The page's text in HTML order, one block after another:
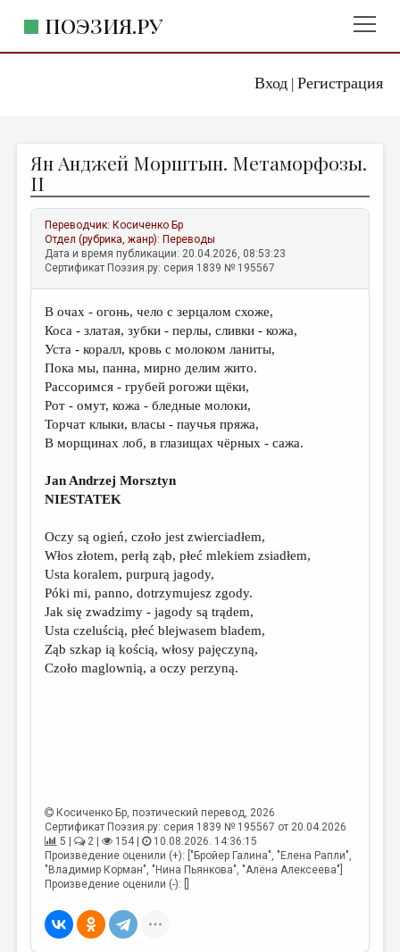
Вход| Регистрация
ПОЭЗИЯ.РУ
ЖАНРЫ
АВТОРЫ
КОММЕНТАРИИ
ЛИТСАЛОН
ПРАВИЛА САЙТА
ОТДЕЛЫ И РУБРИКИ
ИЗБРАННОЕ
ДАЙДЖЕСТ
ПЕРЕВОДЫ
ДЕТСКАЯ КОМНАТА
КНИЖНАЯ ПОЛКА
ОБЗОР ЛИТЕРАТУРЫ
СТРАНИЦЫ ПАМЯТИ
ОБЪЯВЛЕНИЯ
МАЛАЯ ПРОЗА
ЭССЕИСТИКА
ЛИТЕРАТУРОВЕДЕНИЕ
ПУБЛИЦИСТИКА
Ян Анджей Морштын. Метаморфозы.
II
Переводчик: Косиченко Бр
Отдел (рубрика, жанр): Переводы
Дата и время публикации: 20.04.2026, 08:53:23
Сертификат Поэзия.ру: серия 1839 № 195567
В очах - огонь, чело с зерцалом схоже,
Коса - златая, зубки - перлы, сливки - кожа,
Уста - коралл, кровь с молоком ланиты,
Пока мы, панна, мирно делим жито.
Рассоримся - грубей рогожи щёки,
Рот - омут, кожа - бледные молоки,
Торчат клыки, власы - паучья пряжа,
В морщинах лоб, в глазищах чёрных - сажа.
Jan Andrzej Morsztyn
NIESTATEK
Oczy są ogień, czoło jest zwierciadłem,
Włos złotem, perłą ząb, płeć mlekiem zsiadłem,
Usta koralem, purpurą jagody,
Póki mi, panno, dotrzymujesz zgody.
Jak się zwadzimy - jagody są trądem,
Usta czeluścią, płeć blejwasem bladem,
Ząb szkap ią kością, włosy pajęczyną,
Czoło maglownią, a oczy perzyną.
Косиченко Бр, поэтический перевод, 2026
Сертификат Поэзия.ру: серия 1839 № 195567 от 20.04.2026
5 |
2 | 154 |
10.08.2026. 14:36:15
Произведение оценили (+): ["Бройер Галина", "Елена Рапли",
"Владимир Корман", "Нина Пьянкова", "Алёна Алексеева"]
Произведение оценили (-): []